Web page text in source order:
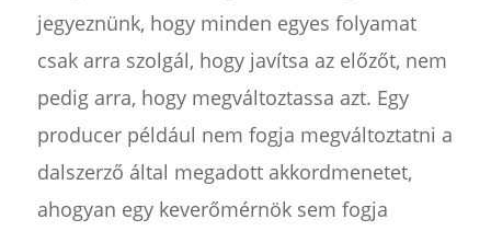
jegyeznünk, hogy minden egyes folyamat
csak arra szolgál, hogy javítsa az előzőt, nem
pedig arra, hogy megváltoztassa azt. Egy
producer például nem fogja megváltoztatni a
dalszerző által megadott akkordmenetet,
ahogyan egy keverőmérnök sem fogja